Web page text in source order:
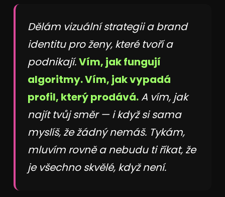
Dělám vizuální strategii a brand
identitu pro ženy, které tvoří a
podnikají.Vím, jak fungují
algoritmy. Vím, jak vypadá
profil, který prodává.A vím, jak
najít tvůj směr — i když si sama
myslíš, že žádný nemáš. Tykám,
mluvím rovně a nebudu ti říkat, že
je všechno skvělé, když není.